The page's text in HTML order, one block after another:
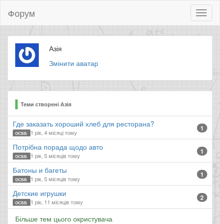
Форум
Азія
Змінити аватар
Теми створені Азія
Где заказать хороший хлеб для ресторана?
ОСББ 1 рік, 4 місяці тому 1
Потрібна порада щодо авто
ОСББ 1 рік, 5 місяців тому 1
Батоны и багеты
ОСББ 1 рік, 5 місяців тому 1
Детские игрушки
ОСББ 1 рік, 11 місяців тому 2
Більше тем цього окристувача